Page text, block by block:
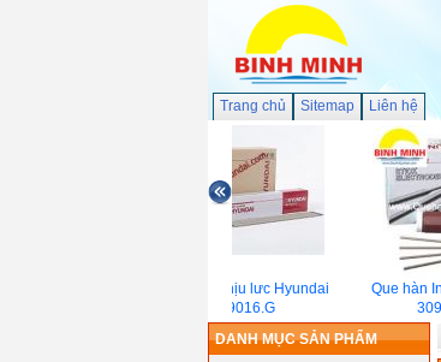
Trang chủ Sitemap Liên hệ
Que hàn chịu lưc Hyundai
S-9016.G
Que hàn
DANH MỤC SẢN PHẨM